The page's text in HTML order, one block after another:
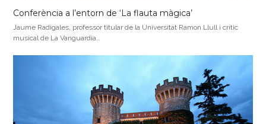
Conferència a l’entorn de ‘La flauta màgica’
Jaume Radigales, professor titular de la Universitat Ramon Llull i crític
musical de La Vanguardia…